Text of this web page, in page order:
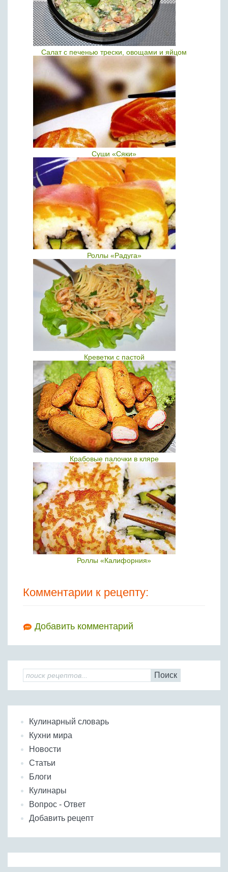
Салат с печенью трески, овощами и яйцом
Суши «Сяки»
Роллы «Радуга»
Креветки с пастой
Крабовые палочки в кляре
Роллы «Калифорния»
Комментарии к рецепту:
Добавить комментарий
Поиск
Кулинарный словарь
Кухни мира
Новости
Статьи
Блоги
Кулинары
Вопрос - Ответ
Добавить рецепт